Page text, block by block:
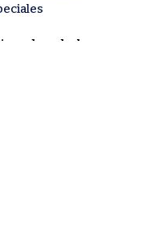
aborda la